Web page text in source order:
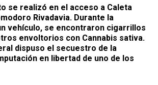
se realizó en el acceso a Caleta
Rivadavia. Durante la
vehículo, se encontraron cigarrillos
envoltorios con Cannabis sativa.
dispuso el secuestro de la
en libertad de uno de los